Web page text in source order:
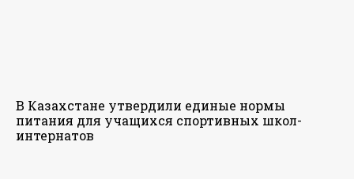
В Казахстане утвердили единые нормы
питания для учащихся спортивных школ-
интернатов